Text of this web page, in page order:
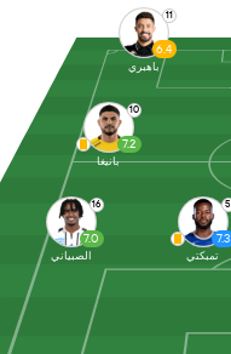
16
7.0
الصبياني
5
7.3
تمبكتي
10
7.2
بانيغا
11
6.4
باهبري